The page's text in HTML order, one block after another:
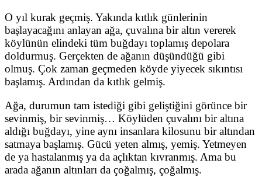
O yıl kurak geçmiş. Yakında kıtlık günlerinin
başlayacağını anlayan ağa, çuvalına bir altın vererek
köylünün elindeki tüm buğdayı toplamış depolara
doldurmuş. Gerçekten de ağanın düşündüğü gibi
olmuş. Çok zaman geçmeden köyde yiyecek sıkıntısı
başlamış. Ardından da kıtlık gelmiş.
Ağa, durumun tam istediği gibi geliştiğini görünce bir
sevinmiş, bir sevinmiş… Köylüden çuvalını bir altına
aldığı buğdayı, yine aynı insanlara kilosunu bir altından
satmaya başlamış. Gücü yeten almış, yemiş. Yetmeyen
de ya hastalanmış ya da açlıktan kıvranmış. Ama bu
arada ağanın altınları da çoğalmış, çoğalmış.